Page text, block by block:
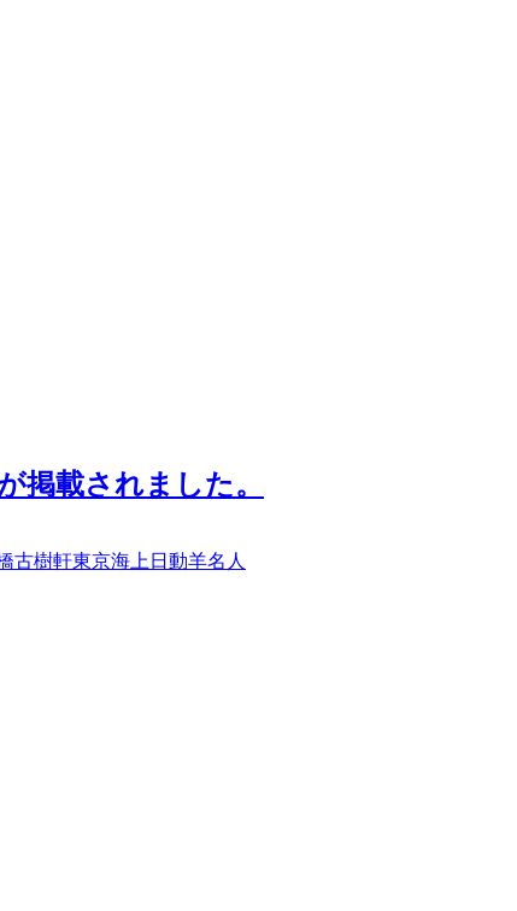
掲載されました。
古樹軒東京海上日動羊名人